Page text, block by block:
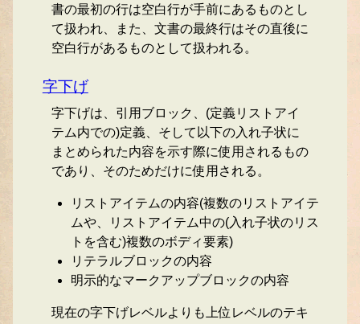
書の最初の行は空白行が手前にあるものとし
て扱われ、また、文書の最終行はその直後に
空白行があるものとして扱われる。
字下げ
字下げは、引用ブロック、(定義リストアイ
テム内での)定義、そして以下の入れ子状に
まとめられた内容を示す際に使用されるもの
であり、そのためだけに使用される。
リストアイテムの内容(複数のリストアイテ
ムや、リストアイテム中の(入れ子状のリス
トを含む)複数のボディ要素)
リテラルブロックの内容
明示的なマークアップブロックの内容
現在の字下げレベルよりも上位レベルのテキ